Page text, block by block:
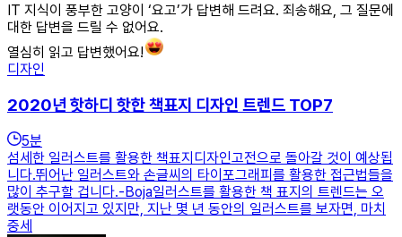
IT 지식이 풍부한 고양이 ‘요고’가 답변해 드려요. 죄송해요, 그 질문에
대한 답변을 드릴 수 없어요.
열심히 읽고 답변했어요!
디자인
2020년 핫하디 핫한 책표지 디자인 트렌드 TOP7
5분
섬세한 일러스트를 활용한 책표지디자인고전으로 돌아갈 것이 예상됩
니다.뛰어난 일러스트와 손글씨의 타이포그래피를 활용한 접근법들을
많이 추구할 겁니다.-Boja일러스트를 활용한 책 표지의 트렌드는 오
랫동안 이어지고 있지만, 지난 몇 년 동안의 일러스트를 보자면, 마치
중세